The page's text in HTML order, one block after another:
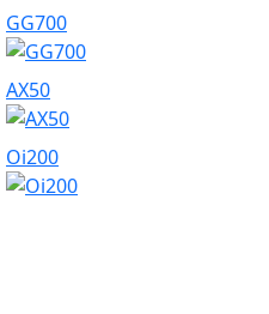
GG700
AX50
Oi200